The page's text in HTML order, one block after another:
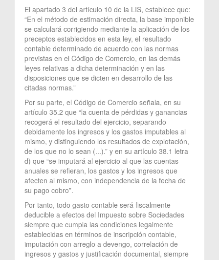
El apartado 3 del artículo 10 de la LIS, establece que:
“En el método de estimación directa, la base imponible
se calculará corrigiendo mediante la aplicación de los
preceptos establecidos en esta ley, el resultado
contable determinado de acuerdo con las normas
previstas en el Código de Comercio, en las demás
leyes relativas a dicha determinación y en las
disposiciones que se dicten en desarrollo de las
citadas normas.”
Por su parte, el Código de Comercio señala, en su
artículo 35.2 que “la cuenta de pérdidas y ganancias
recogerá el resultado del ejercicio, separando
debidamente los ingresos y los gastos imputables al
mismo, y distinguiendo los resultados de explotación,
de los que no lo sean (...).” y en su artículo 38.1 letra
d) que “se imputará al ejercicio al que las cuentas
anuales se refieran, los gastos y los ingresos que
afecten al mismo, con independencia de la fecha de
su pago cobro”.
Por tanto, todo gasto contable será fiscalmente
deducible a efectos del Impuesto sobre Sociedades
siempre que cumpla las condiciones legalmente
establecidas en términos de inscripción contable,
imputación con arreglo a devengo, correlación de
ingresos y gastos y justificación documental, siempre